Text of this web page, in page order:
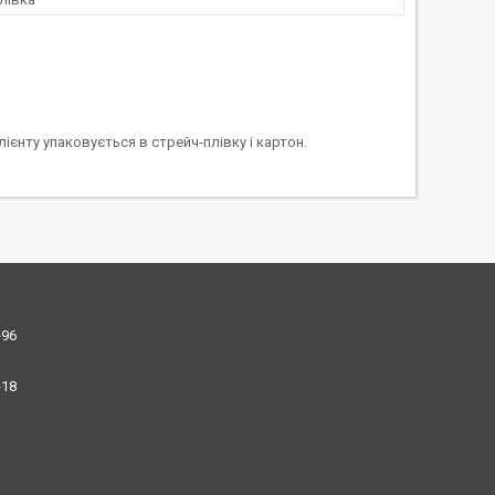
упаковується в стрейч-плівку і картон.